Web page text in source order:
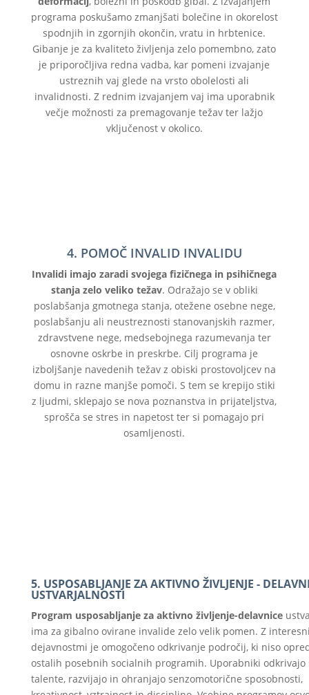
programa poskušamo zmanjšati bolečine in okorelost
spodnjih in zgornjih okončin, vratu in hrbtenice.
Gibanje je za kvaliteto življenja zelo pomembno, zato
je priporočljiva redna vadba, kar pomeni izvajanje
ustreznih vaj glede na vrsto obolelosti ali
invalidnosti. Z rednim izvajanjem vaj ima uporabnik
večje možnosti za premagovanje težav ter lažjo
vključenost v okolico.
4. POMOČ INVALID INVALIDU
Invalidi imajo zaradi svojega fizičnega in psihičnega
stanja zelo veliko težav. Odražajo se v obliki
poslabšanja gmotnega stanja, otežene osebne nege,
poslabšanju ali neustreznosti stanovanjskih razmer,
zdravstvene nege, medsebojnega razumevanja ter
osnovne oskrbe in preskrbe. Cilj programa je
izboljšanje navedenih težav z obiski prostovoljcev na
domu in razne manjše pomoči. S tem se krepijo stiki
z ljudmi, sklepajo se nova poznanstva in prijateljstva,
sprošča se stres in napetost ter si pomagajo pri
osamljenosti.
5. USPOSABLJANJE ZA AKTIVNO ŽIVLJENJE -
USTVARJALNOSTI
Program usposabljanje za aktivno življenje-delavnice
ima za gibalno ovirane invalide zelo velik pomen. Z
dejavnostmi je omogočeno odkrivanje področij, ki niso
ostalih posebnih socialnih programih. Uporabniki odkrivajo
talente, razvijajo in ohranjajo senzomotorične sposobnosti,